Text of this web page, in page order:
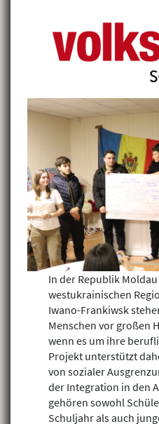
In der Republik
westukrainischen
Iwano-Frankiwsk
Menschen vor großen
wenn es um ihre
Projekt unterstützt
von sozialer
der Integration in den
gehören sowohl
Schuljahr als auch